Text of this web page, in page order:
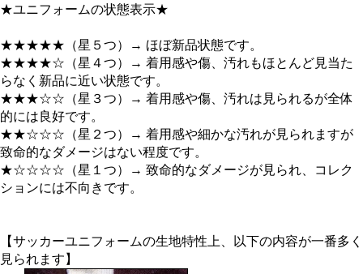
★ユニフォームの状態表示★
★★★★★（星５つ）→ ほぼ新品状態です。
★★★★☆（星４つ）→ 着用感や傷、汚れもほとんど見当た
らなく新品に近い状態です。
★★★☆☆（星３つ）→ 着用感や傷、汚れは見られるが全体
的には良好です。
★★☆☆☆（星２つ）→ 着用感や細かな汚れが見られますが
致命的なダメージはない程度です。
★☆☆☆☆（星１つ）→ 致命的なダメージが見られ、コレク
ションには不向きです。
【サッカーユニフォームの生地特性上、以下の内容が一番多く
見られます】